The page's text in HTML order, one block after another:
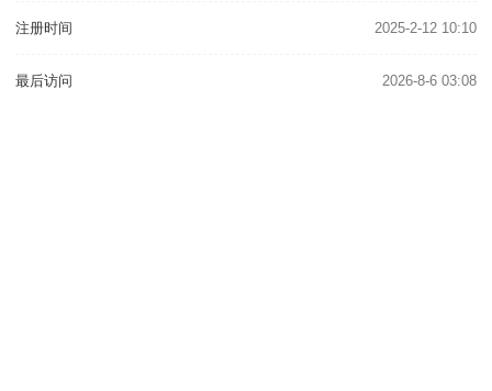
注册时间 2025-2-12 10:10
最后访问 2026-8-6 03:08